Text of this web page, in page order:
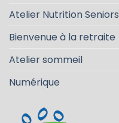
Atelier Nutrition Seniors
Bienvenue à la retraite
Atelier sommeil
Numérique